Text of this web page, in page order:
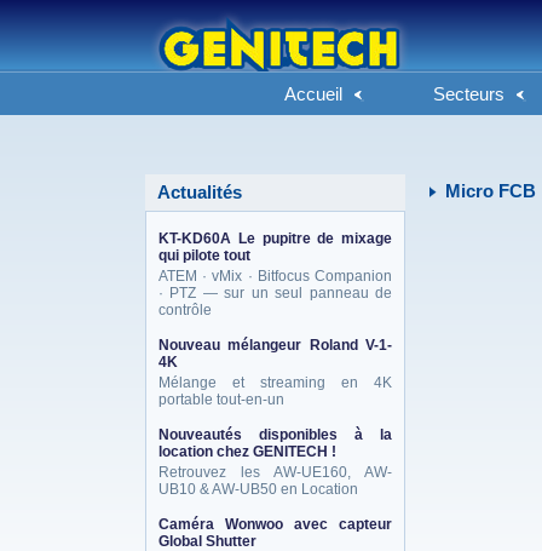
Accueil Secteurs
Actualités
KT-KD60A Le pupitre de mixage
qui pilote tout
ATEM · vMix · Bitfocus Companion
· PTZ — sur un seul panneau de
contrôle
Nouveau mélangeur Roland V-1-
4K
Mélange et streaming en 4K
portable tout-en-un
Nouveautés disponibles à la
location chez GENITECH !
Retrouvez les AW-UE160, AW-
UB10 & AW-UB50 en Location
Caméra Wonwoo avec capteur
Global Shutter
Micro FCB